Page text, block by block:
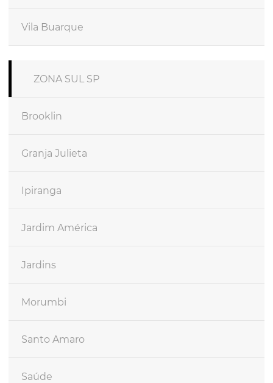
Vila Buarque
ZONA SUL SP
Brooklin
Granja Julieta
Ipiranga
Jardim América
Jardins
Morumbi
Santo Amaro
Saúde